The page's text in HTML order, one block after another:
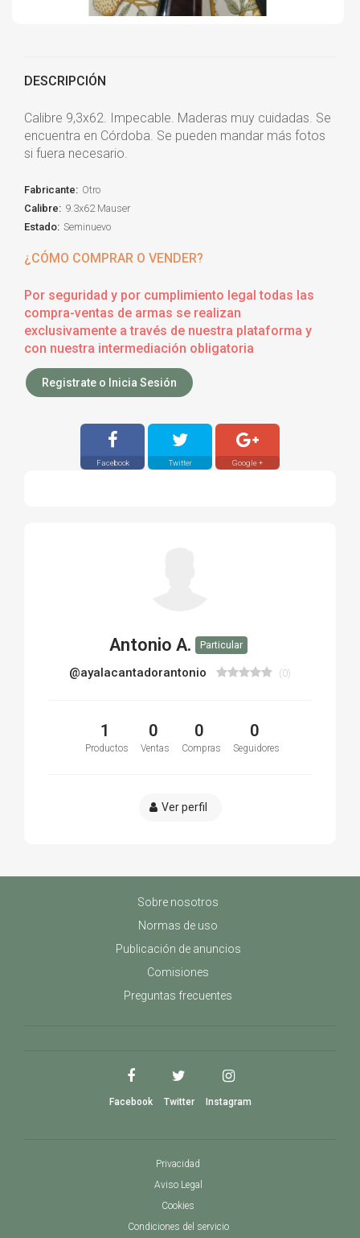
DESCRIPCIÓN
Calibre 9,3x62. Impecable. Maderas muy cuidadas. Se
encuentra en Córdoba. Se pueden mandar más fotos
si fuera necesario.
Fabricante: Otro
Calibre: 9.3x62 Mauser
Estado: Seminuevo
¿CÓMO COMPRAR O VENDER?
Por seguridad y por cumplimiento legal todas las
compra-ventas de armas se realizan
exclusivamente a través de nuestra plataforma y
con nuestra intermediación obligatoria
Registrate o Inicia Sesión
Facebook Twitter Google +
Antonio A. Particular
@ayalacantadorantonio (0)
1
Productos
0
Ventas
0
Compras
0
Seguidores
Ver perfil
Sobre nosotros
Normas de uso
Publicación de anuncios
Comisiones
Preguntas frecuentes
Facebook Twitter Instagram
Privacidad
Aviso Legal
Cookies
Condiciones del servicio